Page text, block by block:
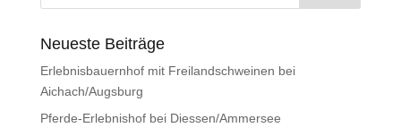
Neueste Beiträge
Erlebnisbauernhof mit Freilandschweinen bei
Aichach/Augsburg
Pferde-Erlebnishof bei Diessen/Ammersee